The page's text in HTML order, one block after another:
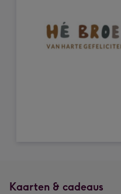
Kaarten & cadeaus